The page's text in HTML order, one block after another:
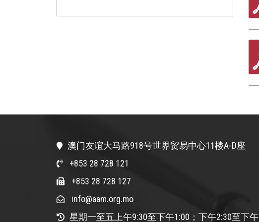
澳门友谊大马路918号世界贸易中心11楼A-D座
+853 28 728 121
+853 28 728 127
info@aam.org.mo
星期一至五上午9:30至下午1:00；下午2:30至下午